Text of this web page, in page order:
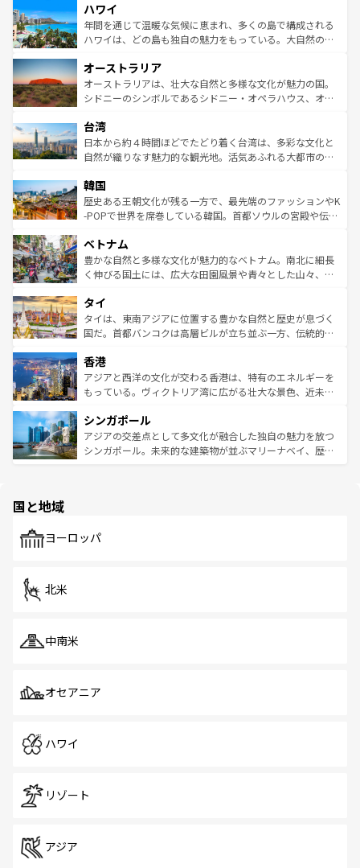
ば市内交通費無料で観光を楽しむこともできる。 なお、新
着のスイス情報はコンテンツ一覧 を参照してほしい。
のような巨大都市は、観光、ショッピング、エンターテイ
ンメントが詰まった刺激的なスポットだ。一方、アメリカ
西部には大自然が広がり、グランドキャニオンやイエロー
部のニューオーリンズでは、音楽と美食が融合した独特の
文化が魅力。旅行者はアメリカの各地域で異なる魅力を楽
しみながら、その多様性と豊かな歴史を感じることができ
ならではの贅沢な旅のスタイルだ。 なお、新着のアメリカ
情報はコンテンツ一覧を参照してほしい。
ハワイ
年間を通じて温暖な気候に恵まれ、多くの島で構成される
ハワイは、どの島も独自の魅力をもっている。大自然の神
ワイ島は見逃せない。また、定番の観光地といえばオアフ
島だが、静かな自然を求めるならマウイ島やカウアイ島が
おすすめ。エメラルドグリーンに輝く海をはじめ、豊かな
れるおもてなしの心で訪れる人々を迎えてくれるハワイの
人々、おいしいローカルフードやハワイアンミュージッ
ク、伝統的なフラダンスなど、すべてがハワイの魅力を彩
ワイを、存分に味わってほしい。 なお、新着のハワイ情報
はコンテンツ一覧を参照してほしい。
オーストラリア
オーストラリアは、壮大な自然と多様な文化が魅力の国。
シドニーのシンボルであるシドニー・オペラハウス、オー
リアリーフや大陸中央部にそびえるウルル（エアーズロッ
ク）、タスマニアの美しい原生林やケアンズの熱帯雨林な
ど、見どころがたくさん。また、カフェやワイン、オージ
いる。アクティビティも充実しており、サーフィンやダイ
ビング、ハイキングなど、アウトドア好きにはたまらな
い。オーストラリアの多彩な魅力を存分に味わいつくそ
参照してほしい。
台湾
日本から約４時間ほどでたどり着く台湾は、多彩な文化と
自然が織りなす魅力的な観光地。活気あふれる大都市の台
ン）、静ひつな山岳地帯である台湾東部など、都市の喧騒
と山間の静けさが共存しており、訪れる人に新しい発見と
驚きをもたらしてくれる。また、奥深い台湾の食文化も魅
容にもいいと評判のスイーツなど、バラエティ豊かな料理
が味わえる。 なお、新着の台湾情報は コンテンツ一覧を参
照してほしい。
韓国
歴史ある王朝文化が残る一方で、最先端のファッションやK
-POPで世界を席巻している韓国。首都ソウルの宮殿や伝統
き、地方に足を延ばせば四季折々の自然美を楽しむことが
できる。そして、キムチや焼肉、絶品のストリートフード
まで、さまざまな韓国料理が待っている。夜には、韓国な
リティに包まれながら、韓国の多彩な魅力を心ゆくまで味
わってみてほしい。 なお、新着の韓国情報はコンテンツ一
覧を参照してほしい。
ベトナム
豊かな自然と多様な文化が魅力的なベトナム。南北に細長
く伸びる国土には、広大な田園風景や青々とした山々、世
急速な発展と共に伝統が息づく。ハノイの古い町並みやホ
ーチミン市のフランス統治時代の建物も、独特の雰囲気を
醸し出している。また、バラエティの豊かさとおいしさで
とつ。フォーやバインミー、ベトナムコーヒーなどは、ぜ
ひ現地で味わいたい。どの地域を訪れてもあたたかい人々
が旅行者を迎えてくれるので、きっと忘れられない旅にな
参照してほしい。
タイ
タイは、東南アジアに位置する豊かな自然と歴史が息づく
国だ。首都バンコクは高層ビルが立ち並ぶ一方、伝統的な
の活気が交差している。北部ではチェンマイなどの山岳地
帯で自然と触れ合い、南部ではプーケットやクラビの美し
いビーチでリゾート気分を楽しむことができる。タイ料理
激する。気候は一年中温暖で、どの季節にも異なる楽しみ
が待っている。親しみやすいタイの人々、仏教を中心とし
た文化、そして多様な観光資源が、訪れる旅人を魅了し続
香港
アジアと西洋の文化が交わる香港は、特有のエネルギーを
もっている。ヴィクトリア湾に広がる壮大な景色、近未来
み、どこを訪れても感動するはず。観光スポットが密集し
ており、効率よく見どころを回れるのも魅力。息をのむよ
うな絶景から文化的な体験まで、香港を存分に楽しみ尽く
シンガポール
アジアの交差点として多文化が融合した独自の魅力を放つ
シンガポール。未来的な建築物が並ぶマリーナベイ、歴史
で、ホーカーズは地元の風情を楽しめる外せないスポット
国と地域
ヨーロッパ
北米
中南米
オセアニア
ハワイ
リゾート
アジア